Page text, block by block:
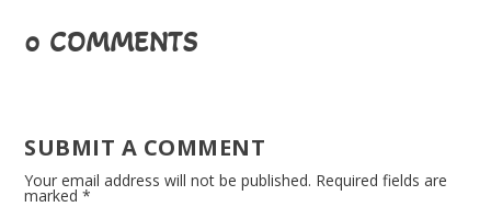
0 COMMENTS
SUBMIT A COMMENT
Your email address will not be published. Required fields are
marked*